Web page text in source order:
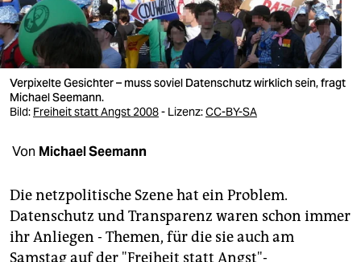
verlag
verlag
veranstaltungen
shop
fragen & hilfe
abo
genossenschaft
Verpixelte Gesichter – muss soviel Datenschutz wirklich sein, fragt
Michael Seemann.
Bild: Freiheit statt Angst 2008- Lizenz:CC-BY-SA
Von Michael Seemann
Die netzpolitische Szene hat ein Problem.
Datenschutz und Transparenz waren schon immer
ihr Anliegen - Themen, für die sie auch am
Samstag auf der "Freiheit statt Angst"-